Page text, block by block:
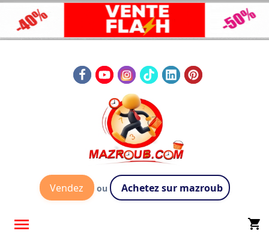
Vendez ou Achetez sur mazroub
 shopping_cart